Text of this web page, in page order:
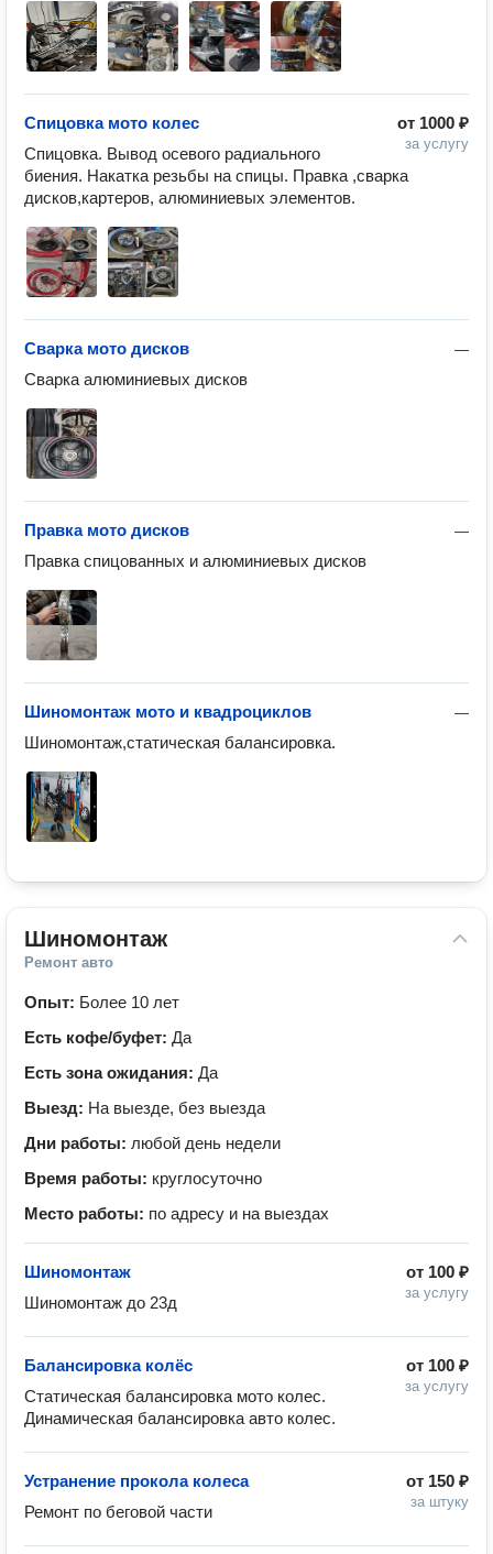
от 1000 ₽
за услугу
Спицовка мото колес
Спицовка. Вывод осевого радиального
биения. Накатка резьбы на спицы. Правка ,сварка
дисков,картеров, алюминиевых элементов.
—
Сварка мото дисков
Сварка алюминиевых дисков
—
Правка мото дисков
Правка спицованных и алюминиевых дисков
—
Шиномонтаж мото и квадроциклов
Шиномонтаж,статическая балансировка.
Шиномонтаж
Ремонт авто
Опыт: Более 10 лет
Есть кофе/буфет: Да
Есть зона ожидания: Да
Выезд: На выезде, без выезда
Дни работы: любой день недели
Время работы: круглосуточно
Место работы: по адресу и на выездах
от 100 ₽
за услугу
Шиномонтаж
Шиномонтаж до 23д
от 100 ₽
за услугу
Балансировка колёс
Статическая балансировка мото колес.
Динамическая балансировка авто колес.
от 150 ₽
за штуку
Устранение прокола колеса
Ремонт по беговой части